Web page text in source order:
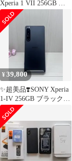
Xperia 1 VII 256GB ス
レートブラック XQ-
FS44B1JPCX0 SIMフリ
ー【377】
¥39,800
✨超美品❣️SONY Xperia
1-IV 256GB ブラック
✅SIMフリー